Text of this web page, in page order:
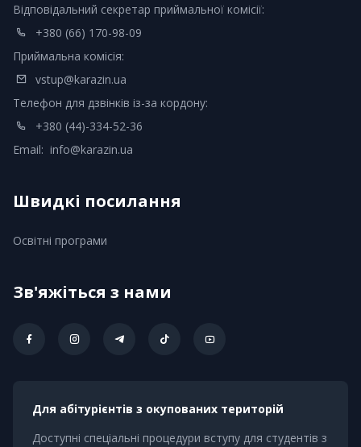
Відповідальний секретар приймальної комісії:
+380 (66) 170-98-09
Приймальна комісія:
vstup@karazin.ua
Телефон для дзвінків із-за кордону:
+380 (44)-334-52-36
Email: info@karazin.ua
Швидкі посилання
Освітні програми
Зв'яжіться з нами
Для абітурієнтів з окупованих територій
Доступні спеціальні процедури вступу для студентів з